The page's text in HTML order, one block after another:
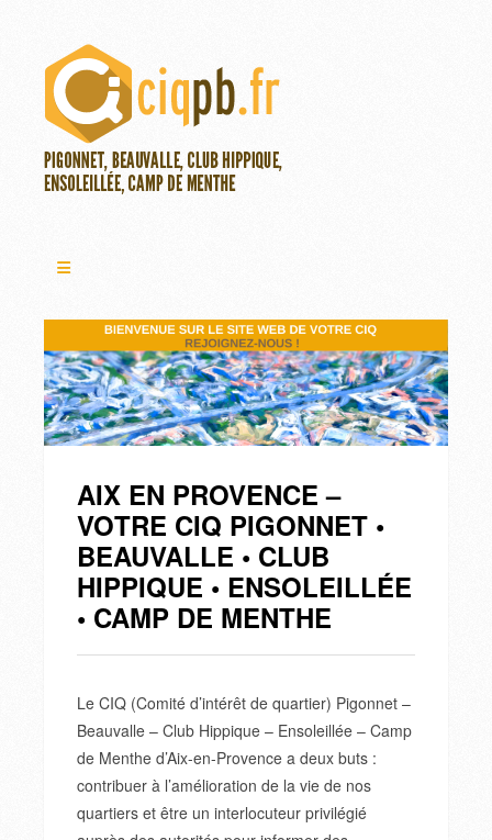
AIX EN PROVENCE –
VOTRE CIQ PIGONNET •
BEAUVALLE • CLUB
HIPPIQUE • ENSOLEILLÉE
• CAMP DE MENTHE
Le CIQ (Comité d’intérêt de quartier) Pigonnet –
Beauvalle – Club Hippique – Ensoleillée – Camp
de Menthe d’Aix-en-Provence a deux buts :
contribuer à l’amélioration de la vie de nos
quartiers et être un interlocuteur privilégié